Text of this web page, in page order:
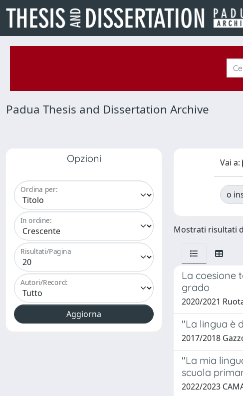
Padua Thesis and Dissertation Archive
Opzioni
Ordina per:
In ordine:
Risultati/Pagina
Autori/Record:
Vai a:
o
Mostrati risultati
La coesione
grado
2020/2021
"La lingua è
2017/2018
"La mia
scuola
2022/2023